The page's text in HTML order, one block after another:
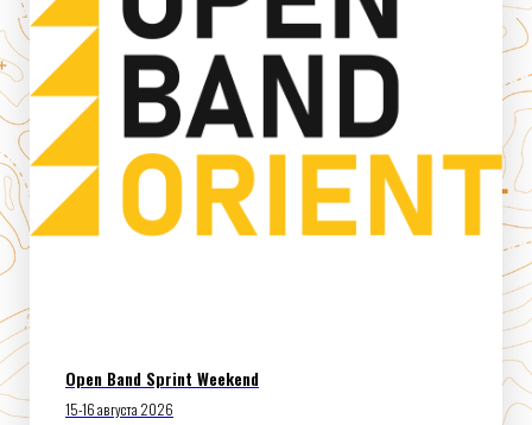
Open Band Sprint Weekend
15-16 августа 2026